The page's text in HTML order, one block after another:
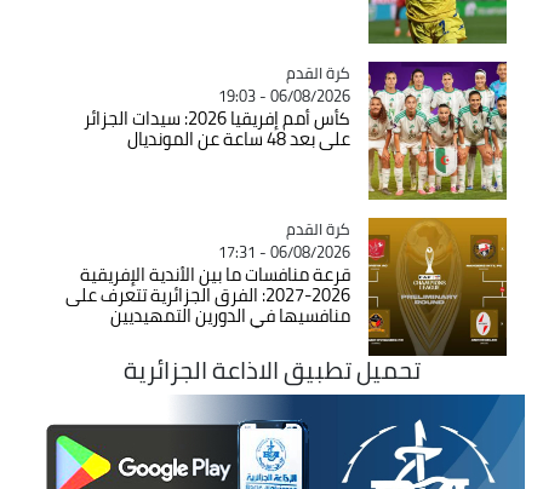
Catégorie
كرة القدم
06/08/2026 - 19:03
كأس أمم إفريقيا 2026: سيدات الجزائر
على بعد 48 ساعة عن المونديال
Catégorie
كرة القدم
06/08/2026 - 17:31
قرعة منافسات ما بين الأندية الإفريقية
2026-2027: الفرق الجزائرية تتعرف على
منافسيها في الدورين التمهيديين
تحميل تطبيق الاذاعة الجزائرية